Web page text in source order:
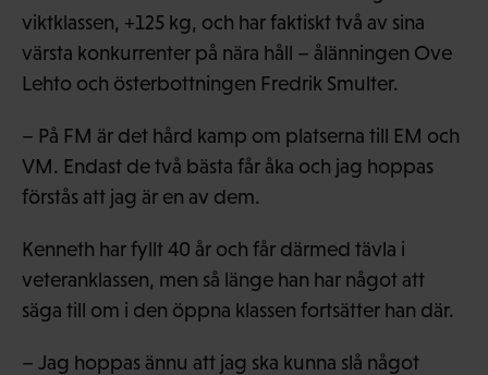
viktklassen, +125 kg, och har faktiskt två av sina
värsta konkurrenter på nära håll – ålänningen Ove
Lehto och österbottningen Fredrik Smulter.
– På FM är det hård kamp om platserna till EM och
VM. Endast de två bästa får åka och jag hoppas
förstås att jag är en av dem.
Kenneth har fyllt 40 år och får därmed tävla i
veteranklassen, men så länge han har något att
säga till om i den öppna klassen fortsätter han där.
– Jag hoppas ännu att jag ska kunna slå något